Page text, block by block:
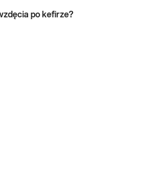
po kefirze?